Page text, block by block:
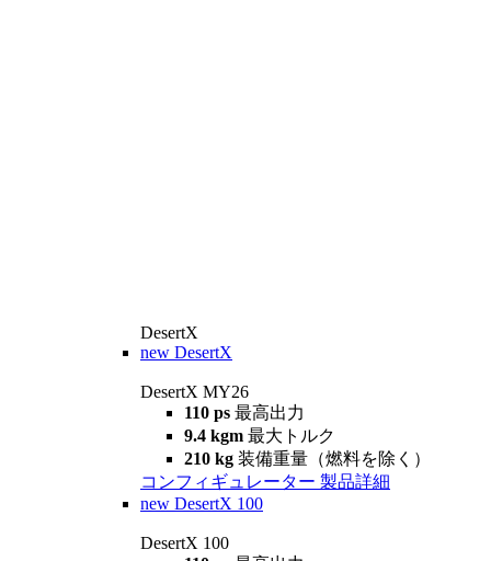
DesertX
new DesertX
DesertX MY26
110 ps 最高出力
9.4 kgm 最大トルク
210 kg 装備重量（燃料を除く）
コンフィギュレーター 製品詳細
new DesertX 100
DesertX 100